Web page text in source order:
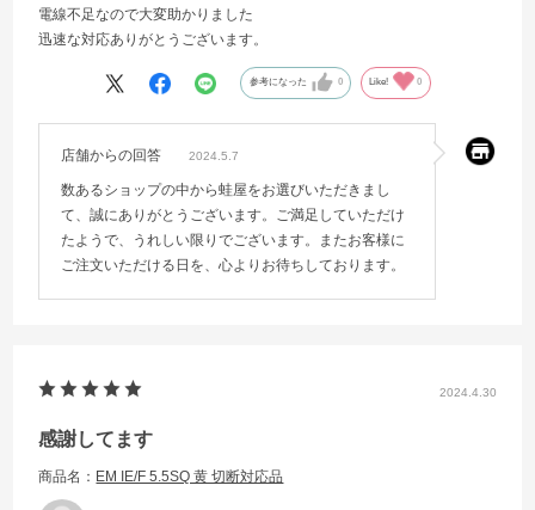
電線不足なので大変助かりました
迅速な対応ありがとうございます。
参考になった 0 Like! 0
店舗からの回答 2024.5.7
数あるショップの中から蛙屋をお選びいただきまし
て、誠にありがとうございます。ご満足していただけ
たようで、うれしい限りでございます。またお客様に
ご注文いただける日を、心よりお待ちしております。
2024.4.30
感謝してます
商品名： EM IE/F 5.5SQ 黄 切断対応品